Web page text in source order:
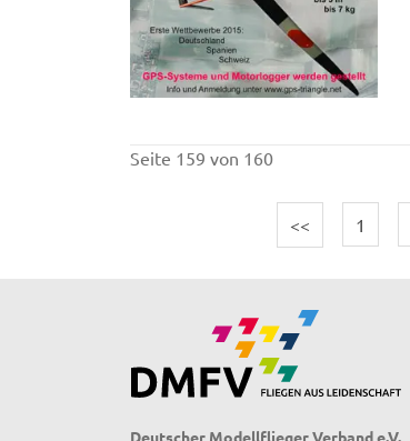
Seite 159 von 160
<< 1